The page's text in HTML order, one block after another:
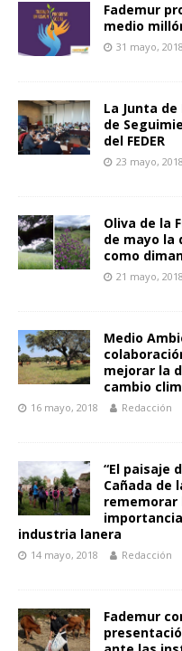
Fademur
medio
31 mayo, 2018
La Junta
de
del FEDER
23 mayo, 2018
Oliva de la
de mayo la
como
21 mayo, 2018
Medio
mejorar la
cambio
16 mayo, 2018 Redacción
“El paisaje
Cañada de
rememorar
industria lanera
14 mayo, 2018 Redacción
Fademur